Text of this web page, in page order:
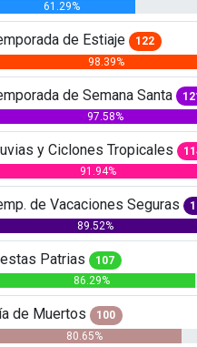
61.29%
de Estiaje
122
98.39%
de Semana Santa
97.58%
y Ciclones Tropicales
91.94%
de Vacaciones Seguras
89.52%
Patrias
107
86.29%
de Muertos
100
80.65%